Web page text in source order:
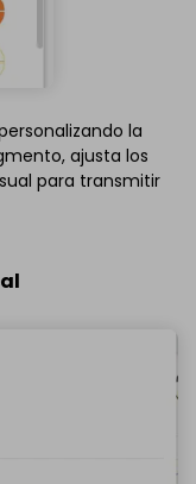
la
ajusta los
para transmitir